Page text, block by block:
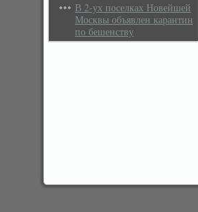
В 2-ух поселках Новейшей
Москвы объявлен карантин
по бешенству